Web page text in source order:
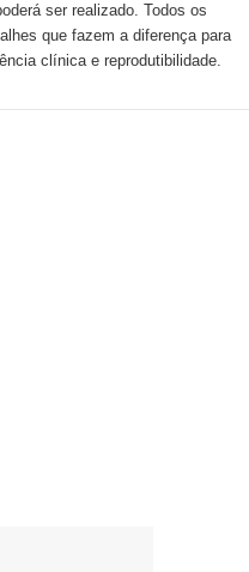
ser realizado. Todos os
que fazem a diferença para
clínica e reprodutibilidade.